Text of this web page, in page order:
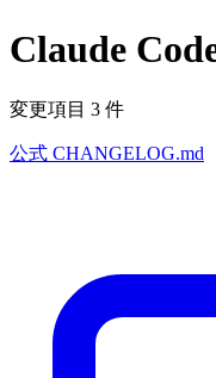
Claude
変更項目 3 件
公式 CHANGELOG.md